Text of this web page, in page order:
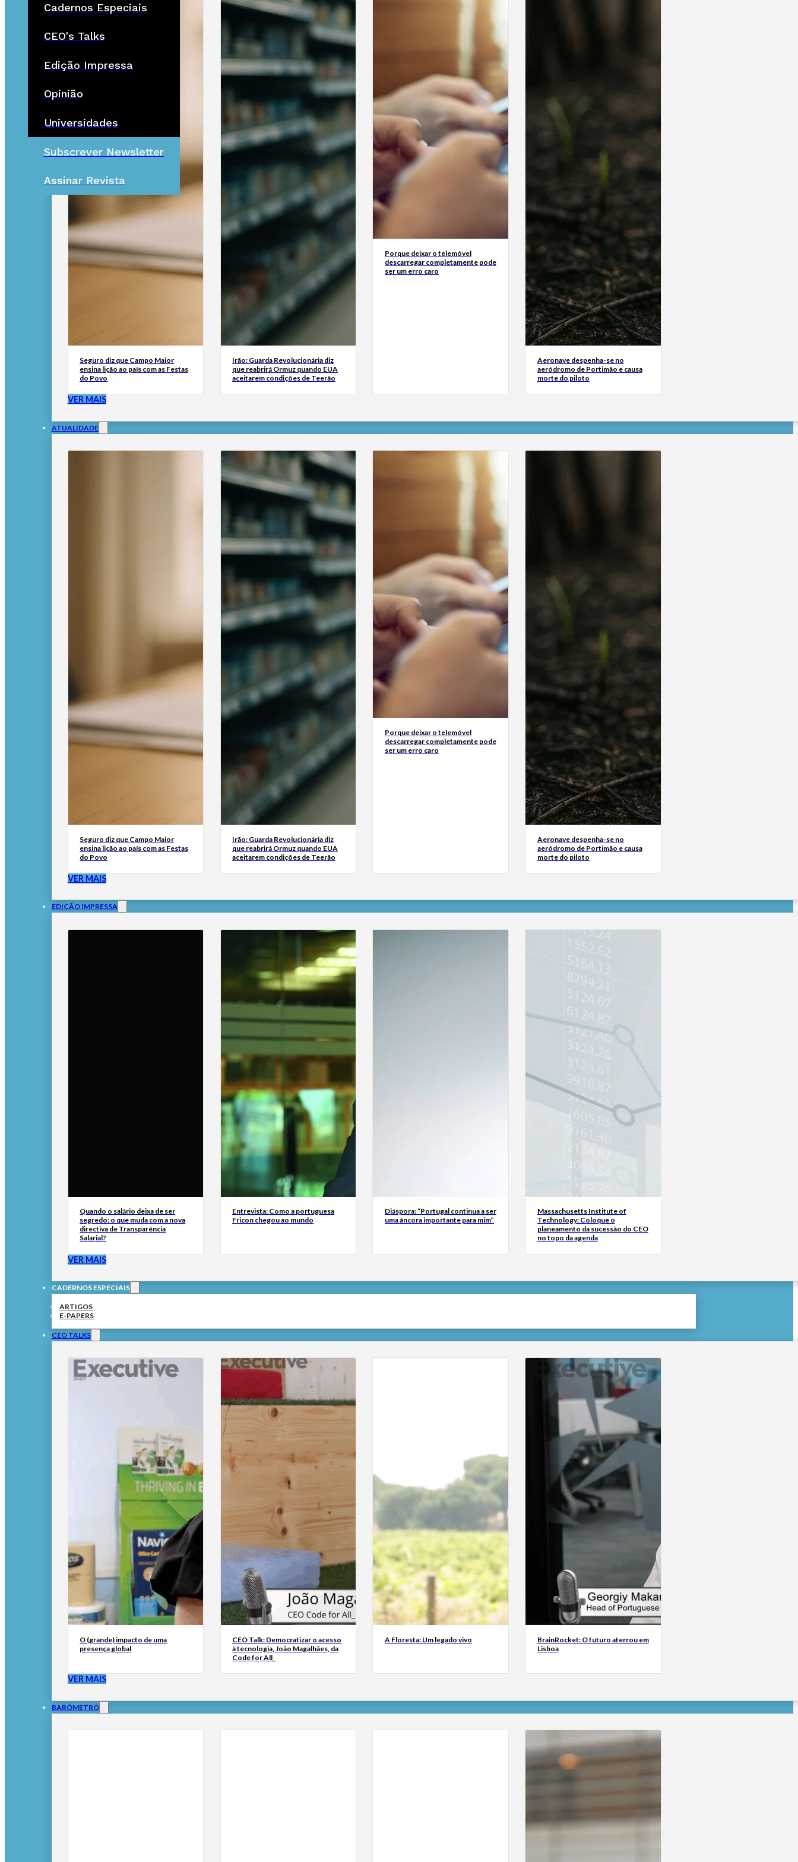
Cadernos Especiais
CEO's Talks
Edição Impressa
Opinião
Universidades
Subscrever Newsletter
Assinar Revista
Seguro diz que Campo Maior
ensina lição ao país com as Festas
do Povo
Irão: Guarda Revolucionária diz
que reabrirá Ormuz quando EUA
aceitarem condições de Teerão
Porque deixar o telemóvel
descarregar completamente pode
ser um erro caro
Aeronave despenha-se no
aeródromo de Portimão e causa
morte do piloto
VER MAIS
ATUALIDADE
Seguro diz que Campo Maior
ensina lição ao país com as Festas
do Povo
Irão: Guarda Revolucionária diz
que reabrirá Ormuz quando EUA
aceitarem condições de Teerão
Porque deixar o telemóvel
descarregar completamente pode
ser um erro caro
Aeronave despenha-se no
aeródromo de Portimão e causa
morte do piloto
VER MAIS
EDIÇÃO IMPRESSA
Quando o salário deixa de ser
segredo: o que muda com a nova
directiva de Transparência
Salarial?
Entrevista: Como a portuguesa
Fricon chegou ao mundo
Diáspora: “Portugal continua a ser
uma âncora importante para mim”
Massachusetts Institute of
Technology: Coloque o
planeamento da sucessão do CEO
no topo da agenda
VER MAIS
CADERNOS ESPECIAIS
ARTIGOS
E-PAPERS
CEO TALKS
O (grande) impacto de uma
presença global
CEO Talk: Democratizar o acesso
à tecnologia, João Magalhães, da
Code for All_
A Floresta: Um legado vivo
BrainRocket: O futuro aterrou em
Lisboa
VER MAIS
BARÓMETRO